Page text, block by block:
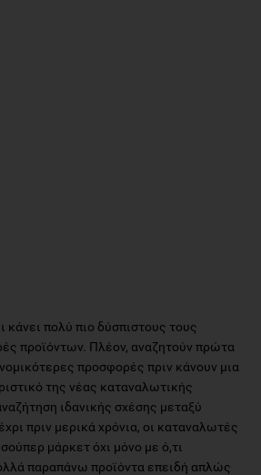
κάνει πολύ πιο δύσπιστους τους
προϊόντων. Πλέον, αναζητούν πρώτα
προσφορές πριν κάνουν μια
της νέας καταναλωτικής
ιδανικής σχέσης μεταξύ
πριν μερικά χρόνια, οι καταναλωτές
μάρκετ όχι μόνο με ό,τι
παραπάνω προϊόντα επειδή απλώς